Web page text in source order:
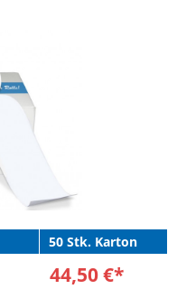
50 Stk. Karton
44,50 €*